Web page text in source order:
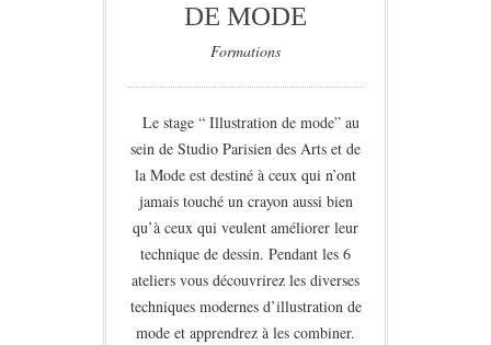
DE MODE
Formations
Le stage “ Illustration de mode” au
sein de Studio Parisien des Arts et de
la Mode est destiné à ceux qui n’ont
jamais touché un crayon aussi bien
qu’à ceux qui veulent améliorer leur
technique de dessin. Pendant les 6
ateliers vous découvrirez les diverses
techniques modernes d’illustration de
mode et apprendrez à les combiner.